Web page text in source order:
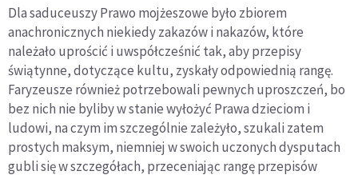
Dla saduceuszy Prawo mojżeszowe było zbiorem
anachronicznych niekiedy zakazów i nakazów, które
należało uprościć i uwspółcześnić tak, aby przepisy
świątynne, dotyczące kultu, zyskały odpowiednią rangę.
Faryzeusze również potrzebowali pewnych uproszczeń, bo
bez nich nie byliby w stanie wyłożyć Prawa dzieciom i
ludowi, na czym im szczególnie zależyło, szukali zatem
prostych maksym, niemniej w swoich uczonych dysputach
gubli się w szczegółach, przeceniając rangę przepisów